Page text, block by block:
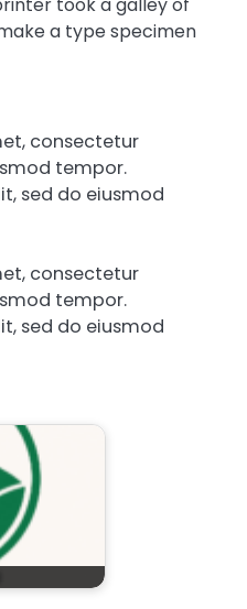
a type specimen
consectetur
tempor.
sed do eiusmod
consectetur
tempor.
sed do eiusmod